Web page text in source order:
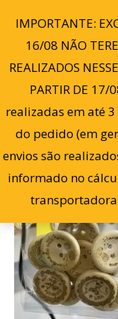
IMPORTANTE:
16/08 NÃO
REALIZADOS
PARTIR DE 17/
realizadas em até
do pedido (em
envios são
informado no
transportadora
para
conteúdo
Filter